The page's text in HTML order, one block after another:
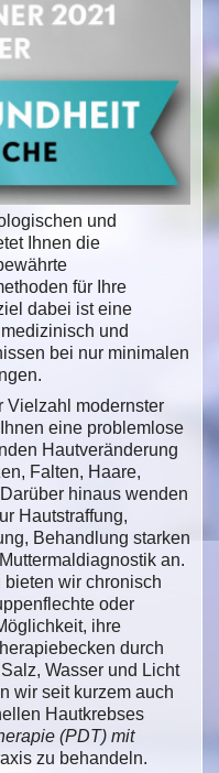
und
Ihnen die
für Ihre
dabei ist eine
und
bei nur minimalen
Vielzahl modernster
eine problemlose
Hautveränderung
Falten, Haare,
hinaus wenden
Hautstraffung,
Behandlung starken
an.
bieten wir chronisch
oder
ihre
durch
Wasser und Licht
wir seit kurzem auch
Hautkrebses
(PDT) mit
zu behandeln.